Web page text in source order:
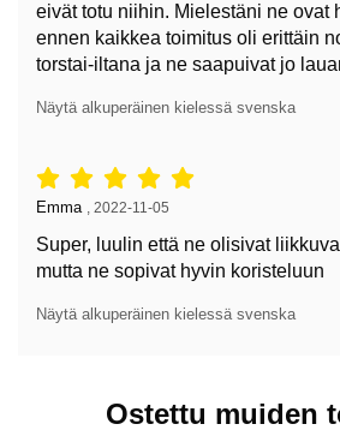
eivät totu niihin. Mielestäni ne ovat
ennen kaikkea toimitus oli erittäin
torstai-iltana ja ne saapuivat jo
Näytä alkuperäinen kielessä svenska
Arvostelu: 5 tähdet / 5,
Arvostelun kirjoittaja:
Emma 2022-11-05
Super, luulin että ne olisivat
mutta ne sopivat hyvin koristeluun
Näytä alkuperäinen kielessä svenska
Ostettu muiden